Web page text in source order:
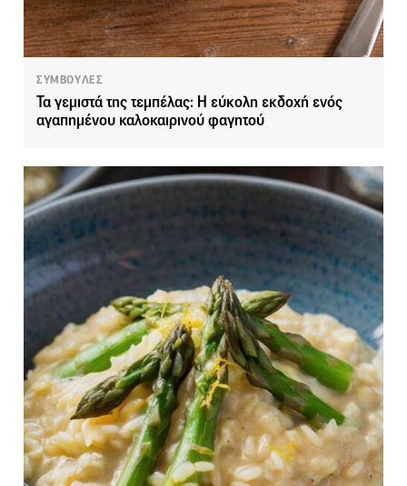
ΣΥΜΒΟΥΛΕΣ
Τα γεμιστά της τεμπέλας: Η εύκολη εκδοχή ενός
αγαπημένου καλοκαιρινού φαγητού